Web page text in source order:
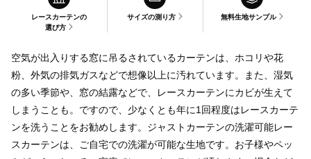
レースカーテンの
選び方
サイズの測り方 無料生地サンプル
空気が出入りする窓に吊るされているカーテンは、ホコリや花
粉、外気の排気ガスなどで想像以上に汚れています。また、湿気
の多い季節や、窓の結露などで、レースカーテンにカビが生えて
しまうことも。ですので、少なくとも年に1回程度はレースカーテ
ンを洗うことをお勧めします。ジャストカーテンの洗濯可能レー
スカーテンは、ご自宅での洗濯が可能な生地です。お子様やペッ